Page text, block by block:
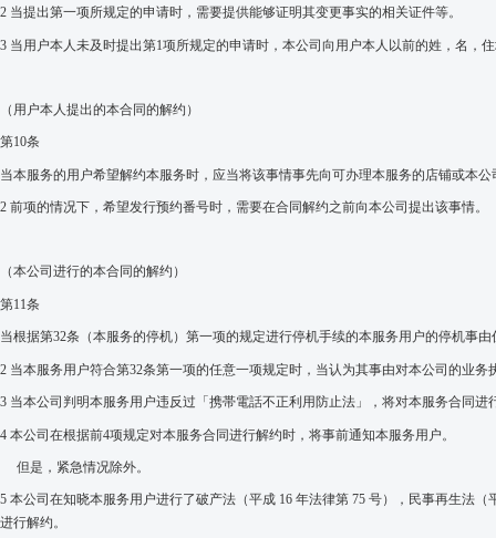
2 当提出第一项所规定的申请时，需要提供能够证明其变更事实的相关证件等。
3 当用 户本人未及时提出第1项所规定的申请时 ，本公司向用 户本人以前的姓，名，
（用 户本人提出的本合同的解约）
第10条
当本服务的用 户希望解约本服务时，应当将该事情事先向可办理本服务的 店铺或本公
2 前项的情况下，希望发行预约番号时，需要在合同解约之前向本公司提出该事情。
（本公司 进行的本合同的解约 ）
第11条
当根据第32条（本服务的停机）第一项的规定进行停机手续的本服务用户的停机事
2 当本服务用户符合第32条第一项的任意一项规定时，当认为其事由对本公司的业务
3 当本公司判明本服务用 户违反过 「携帯電話不正利用防止法」， 将对本服务合同进
4 本公司在根据前4项规定对本服务合同进行解约时，将事前通知本服务用户。
但是，紧急情况除外。
5 本公司在知晓本服务用 户进行了破产法 （平成 16 年法律第 75 号），民事再生法 （
进行解约。